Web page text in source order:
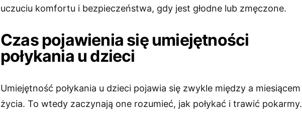
uczuciu komfortu i bezpieczeństwa, gdy jest głodne lub zmęczone.
Czas pojawienia się umiejętności
połykania u dzieci
Umiejętność połykania u dzieci pojawia się zwykle między a miesiącem
życia. To wtedy zaczynają one rozumieć, jak połykać i trawić pokarmy.